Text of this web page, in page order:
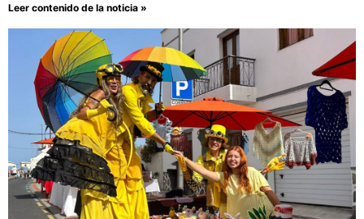
Leer contenido de la noticia »